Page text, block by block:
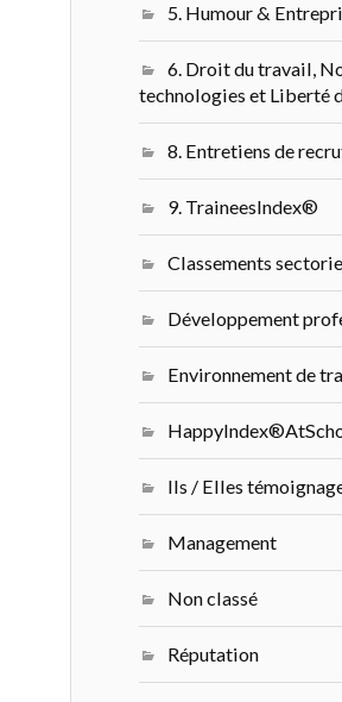
5. Humour &
6. Droit du travail,
technologies et Liberté
8. Entretiens de
9. TraineesIndex®
Classements
Développement
Environnement de
Ils / Elles
Management
Non classé
Réputation